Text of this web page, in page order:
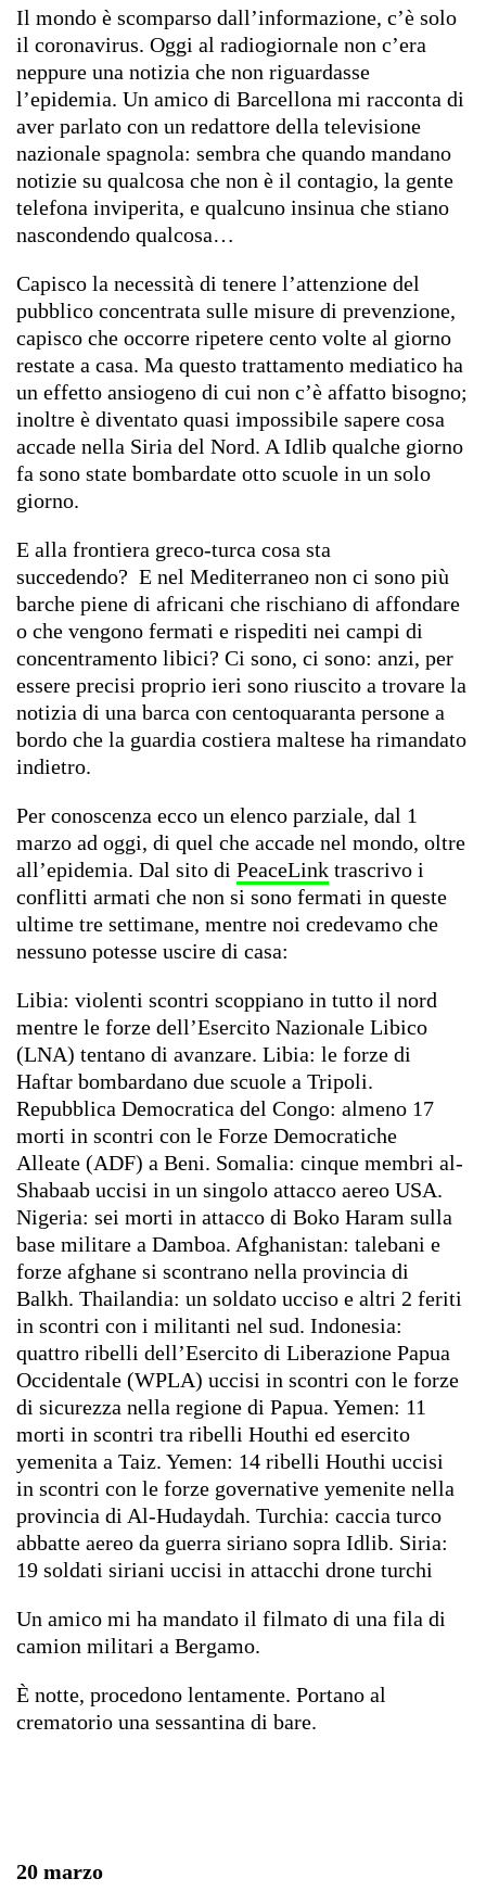
Il mondo è scomparso dall’informazione, c’è solo
il coronavirus. Oggi al radiogiornale non c’era
neppure una notizia che non riguardasse
l’epidemia. Un amico di Barcellona mi racconta di
aver parlato con un redattore della televisione
nazionale spagnola: sembra che quando mandano
notizie su qualcosa che non è il contagio, la gente
telefona inviperita, e qualcuno insinua che stiano
nascondendo qualcosa…
Capisco la necessità di tenere l’attenzione del
pubblico concentrata sulle misure di prevenzione,
capisco che occorre ripetere cento volte al giorno
restate a casa. Ma questo trattamento mediatico ha
un effetto ansiogeno di cui non c’è affatto bisogno;
inoltre è diventato quasi impossibile sapere cosa
accade nella Siria del Nord. A Idlib qualche giorno
fa sono state bombardate otto scuole in un solo
giorno.
E alla frontiera greco-turca cosa sta
succedendo? E nel Mediterraneo non ci sono più
barche piene di africani che rischiano di affondare
o che vengono fermati e rispediti nei campi di
concentramento libici? Ci sono, ci sono: anzi, per
essere precisi proprio ieri sono riuscito a trovare la
notizia di una barca con centoquaranta persone a
bordo che la guardia costiera maltese ha rimandato
indietro.
Per conoscenza ecco un elenco parziale, dal 1
marzo ad oggi, di quel che accade nel mondo, oltre
all’epidemia. Dal sito di PeaceLink trascrivo i
conflitti armati che non si sono fermati in queste
ultime tre settimane, mentre noi credevamo che
nessuno potesse uscire di casa:
Libia: violenti scontri scoppiano in tutto il nord
mentre le forze dell’Esercito Nazionale Libico
(LNA) tentano di avanzare. Libia: le forze di
Haftar bombardano due scuole a Tripoli.
Repubblica Democratica del Congo: almeno 17
morti in scontri con le Forze Democratiche
Alleate (ADF) a Beni. Somalia: cinque membri al-
Shabaab uccisi in un singolo attacco aereo USA.
Nigeria: sei morti in attacco di Boko Haram sulla
base militare a Damboa. Afghanistan: talebani e
forze afghane si scontrano nella provincia di
Balkh. Thailandia: un soldato ucciso e altri 2 feriti
in scontri con i militanti nel sud. Indonesia:
quattro ribelli dell’Esercito di Liberazione Papua
Occidentale (WPLA) uccisi in scontri con le forze
di sicurezza nella regione di Papua. Yemen: 11
morti in scontri tra ribelli Houthi ed esercito
yemenita a Taiz. Yemen: 14 ribelli Houthi uccisi
in scontri con le forze governative yemenite nella
provincia di Al-Hudaydah. Turchia: caccia turco
abbatte aereo da guerra siriano sopra Idlib. Siria:
19 soldati siriani uccisi in attacchi drone turchi
Un amico mi ha mandato il filmato di una fila di
camion militari a Bergamo.
È notte, procedono lentamente. Portano al
crematorio una sessantina di bare.
20 marzo